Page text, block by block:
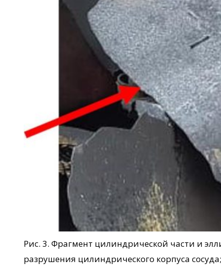
Рис. 3. Фрагмент цилиндрической части и
разрушения цилиндрического корпуса